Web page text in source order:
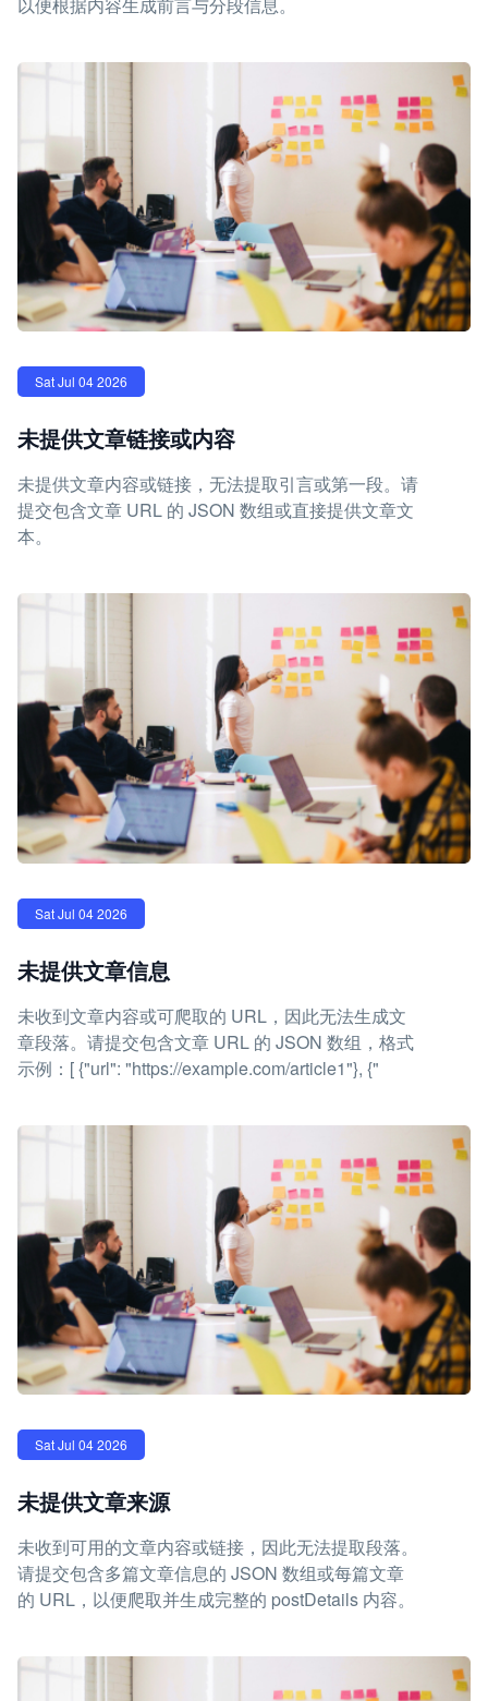
Sat Jul 04 2026
未提供文章链接或内容
未提供文章内容或链接，无法提取引言或第一段。请
提交包含文章 URL 的 JSON 数组或直接提供文章文
本。
Sat Jul 04 2026
未提供文章信息
未收到文章内容或可爬取的 URL，因此无法生成文
章段落。请提交包含文章 URL 的 JSON 数组，格式
示例：[ {"url": "https://example.com/article1"}, {"
Sat Jul 04 2026
未提供文章来源
未收到可用的文章内容或链接，因此无法提取段落。
请提交包含多篇文章信息的 JSON 数组或每篇文章
的 URL，以便爬取并生成完整的 postDetails 内容。